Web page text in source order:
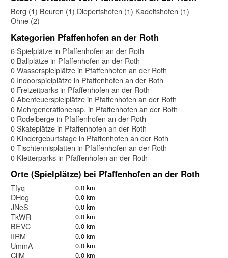
Berg (1) Beuren (1) Diepertshofen (1) Kadeltshofen (1)
Ohne (2)
Kategorien Pfaffenhofen an der Roth
6 Spielplätze in Pfaffenhofen an der Roth
0 Ballplätze in Pfaffenhofen an der Roth
0 Wasserspielplätze in Pfaffenhofen an der Roth
0 Indoorspielplätze in Pfaffenhofen an der Roth
0 Freizeitparks in Pfaffenhofen an der Roth
0 Abenteuerspielplätze in Pfaffenhofen an der Roth
0 Mehrgenerationensp. in Pfaffenhofen an der Roth
0 Rodelberge in Pfaffenhofen an der Roth
0 Skateplätze in Pfaffenhofen an der Roth
0 Kindergeburtstage in Pfaffenhofen an der Roth
0 Tischtennisplatten in Pfaffenhofen an der Roth
0 Kletterparks in Pfaffenhofen an der Roth
Orte (Spielplätze) bei Pfaffenhofen an der Roth
Tfyq
0.0 km
0.0 km
DHog
0.0 km
JNeS
0.0 km
TkWR
0.0 km
BEVC
0.0 km
IIRM
0.0 km
UmmA
0.0 km
CilM